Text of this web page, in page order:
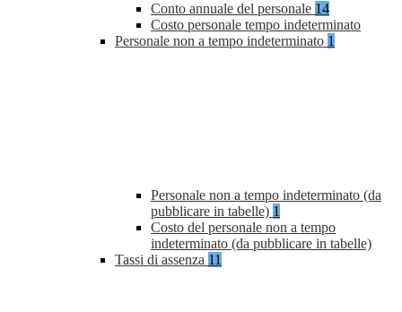
Conto annuale del personale 14
Costo personale tempo indeterminato
Personale non a tempo indeterminato 1
Personale non a tempo indeterminato (da
pubblicare in tabelle) 1
Costo del personale non a tempo
indeterminato (da pubblicare in tabelle)
Tassi di assenza 11